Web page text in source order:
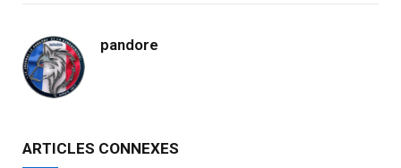
pandore
ARTICLES CONNEXES